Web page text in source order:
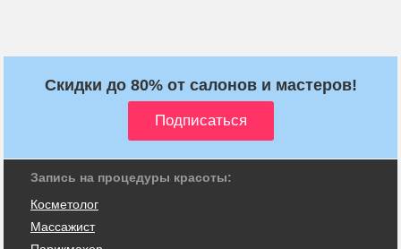
Скидки до 80% от салонов и мастеров!
Запись на процедуры красоты:
Косметолог
Массажист